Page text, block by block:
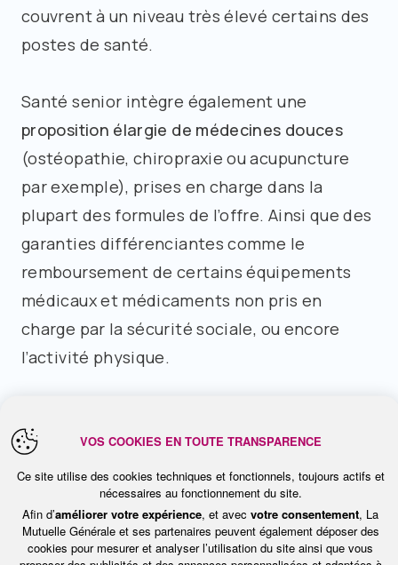
couvrent à un niveau très élevé certains des
postes de santé.
Santé senior intègre également une
proposition élargie de médecines douces
(ostéopathie, chiropraxie ou acupuncture
par exemple), prises en charge dans la
plupart des formules de l’offre. Ainsi que des
garanties différenciantes comme le
remboursement de certains équipements
médicaux et médicaments non pris en
charge par la sécurité sociale, ou encore
l’activité physique.
ses
nombreux services Flex*inclus au
contrat. Utiles, ils répondent à une réelle
attente de la part des plus de 55 ans : le
second avis médical et la téléconsultation
qui apportent confort et sécurité, un large
VOS COOKIES EN TOUTE TRANSPARENCE
Ce site utilise des cookies techniques et fonctionnels, toujours actifs et
nécessaires au fonctionnement du site.
Afin d’améliorer votre expérience, et avec votre consentement, La
Mutuelle Générale et ses partenaires peuvent également déposer des
cookies pour mesurer et analyser l’utilisation du site ainsi que vous